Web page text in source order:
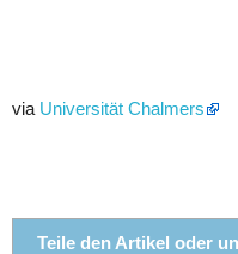
via Universität Chalmers
Teile den Artikel oder